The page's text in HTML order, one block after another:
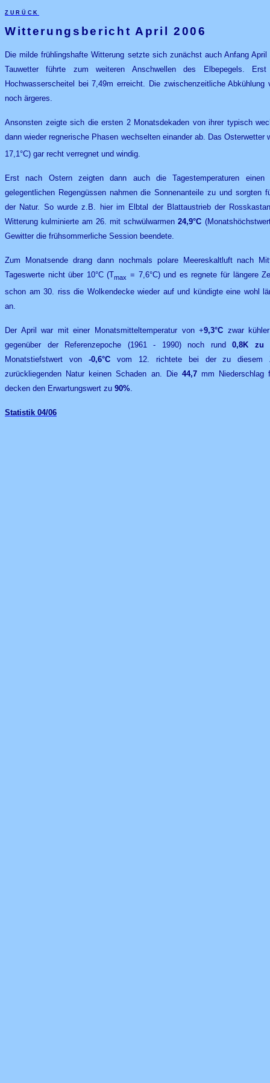
zurück
Witterungsbericht April 2006
Die milde frühlingshafte Witterung setzte sich zunächst auch Anfang
Tauwetter führte zum weiteren Anschwellen des Elbepegels.
Hochwasserscheitel bei 7,49m erreicht. Die zwischenzeitliche
noch ärgeres.
Ansonsten zeigte sich die ersten 2 Monatsdekaden von ihrer typisch
dann wieder regnerische Phasen wechselten einander ab. Das
17,1°C) gar recht verregnet und windig.
Erst nach Ostern zeigten dann auch die Tagestemperaturen einen
gelegentlichen Regengüssen nahmen die Sonnenanteile zu und sorgten
der Natur. So wurde z.B. hier im Elbtal der Blattaustrieb der
Witterung kulminierte am 26. mit schwülwarmen24,9°C
Gewitter die frühsommerliche Session beendete.
Zum Monatsende drang dann nochmals polare Meereskaltluft nach
Tageswerte nicht über 10°C (Tmax = 7,6°C) und es regnete für längere
schon am 30. riss die Wolkendecke wieder auf und kündigte eine wohl
an.
Der April war mit einer Monatsmitteltemperatur von +9,3°C zwar
gegenüber der Referenzepoche (1961 - 1990) noch rund0,8K
zu
Monatstiefstwert von -0,6°Cvom 12. richtete bei der zu diesem
zurückliegenden Natur keinen Schaden an. Die 44,7mm Niederschlag
decken den Erwartungswert zu 90%
Statistik 04/06